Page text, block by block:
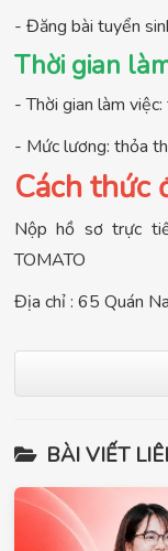
- Đăng bài tuyển
Thời gian
- Thời gian làm
- Mức lương: thỏa
Cách thức
Nộp hồ sơ trực
TOMATO
Địa chỉ : 65 Quán
BÀI VIẾT